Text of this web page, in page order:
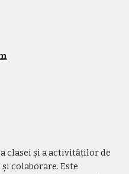
clasei și a activităților de
colaborare. Este